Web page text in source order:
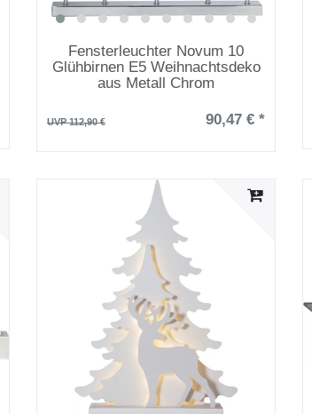
Fensterleuchter Novum 10
Glühbirnen E5 Weihnachtsdeko
aus Metall Chrom
UVP 112,90 € 90,47 € *